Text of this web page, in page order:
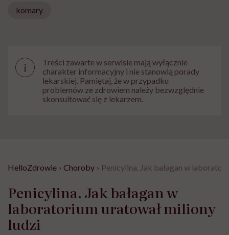
komary
i
Treści zawarte w serwisie mają wyłącznie
charakter informacyjny i nie stanowią porady
lekarskiej. Pamiętaj, że w przypadku
problemów ze zdrowiem należy bezwzględnie
skonsultować się z lekarzem.
HelloZdrowie › Choroby › Penicylina. Jak bałagan w
Penicylina. Jak bałagan w
laboratorium uratował miliony
ludzi